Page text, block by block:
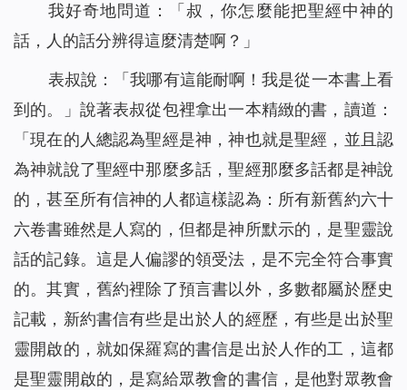
我好奇地問道：「叔，你怎麼能把聖經中神的
話，人的話分辨得這麼清楚啊？」
表叔說：「我哪有這能耐啊！我是從一本書上看
到的。」說著表叔從包裡拿出一本精緻的書，讀道：
「現在的人總認為聖經是神，神也就是聖經，並且認
為神就說了聖經中那麼多話，聖經那麼多話都是神說
的，甚至所有信神的人都這樣認為：所有新舊約六十
六卷書雖然是人寫的，但都是神所默示的，是聖靈說
話的記錄。這是人偏謬的領受法，是不完全符合事實
的。其實，舊約裡除了預言書以外，多數都屬於歷史
記載，新約書信有些是出於人的經歷，有些是出於聖
靈開啟的，就如保羅寫的書信是出於人作的工，這都
是聖靈開啟的，是寫給眾教會的書信，是他對眾教會